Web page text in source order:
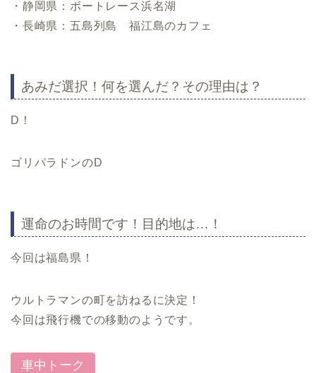
・静岡県：ボートレース浜名湖
・長崎県：五島列島 福江島のカフェ
あみだ選択！何を選んだ？その理由は？
D！
ゴリパラドンのD
運命のお時間です！目的地は…！
今回は福島県！
ウルトラマンの町を訪ねるに決定！
今回は飛行機での移動のようです。
車中トーク